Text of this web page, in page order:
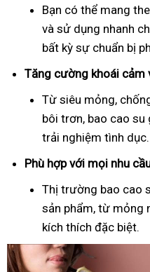
Bạn có thể mang
và sử dụng nhanh
bất kỳ sự chuẩn bị
Tăng cường khoái cảm
Từ siêu mỏng,
bôi trơn, bao cao
trải nghiệm tình dục.
Phù hợp với mọi nhu
Thị trường bao cao
sản phẩm, từ mỏng
kích thích đặc biệt.